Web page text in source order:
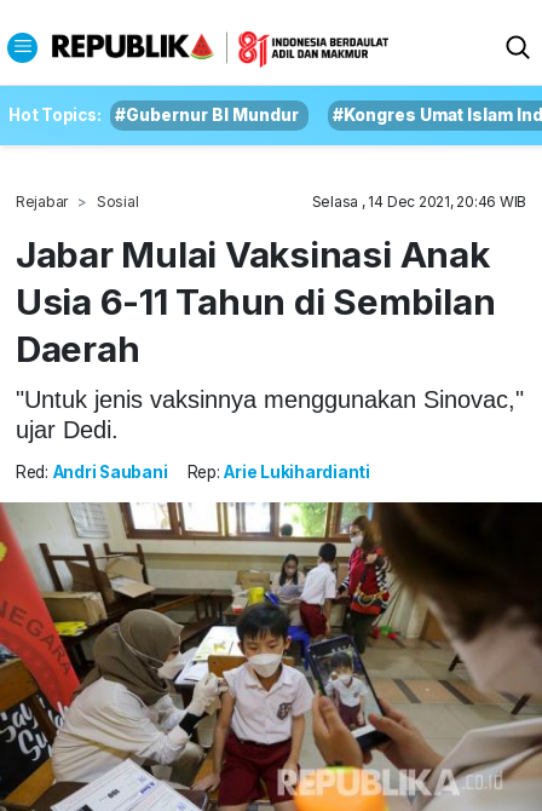
Hot Topics: #Gubernur BI Mundur #Kongres Umat Islam
Rejabar Sosial Selasa , 14 Dec 2021, 20:46 WIB
Jabar Mulai Vaksinasi Anak
Usia 6-11 Tahun di Sembilan
Daerah
"Untuk jenis vaksinnya menggunakan Sinovac,"
ujar Dedi.
Red: Andri Saubani Rep: Arie Lukihardianti